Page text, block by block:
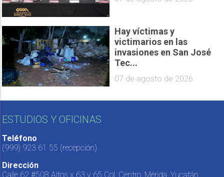
Hay víctimas y
victimarios en las
invasiones en San José
Tec...
07 de agosto de 2026
ESTUDIOS Y OFICINAS
Teléfono
(999) 923 61 55 (recepción)
Dirección
Calle 62 #508 Altos x 63 y 65 Col. Centro, Mérida, Yucatán,